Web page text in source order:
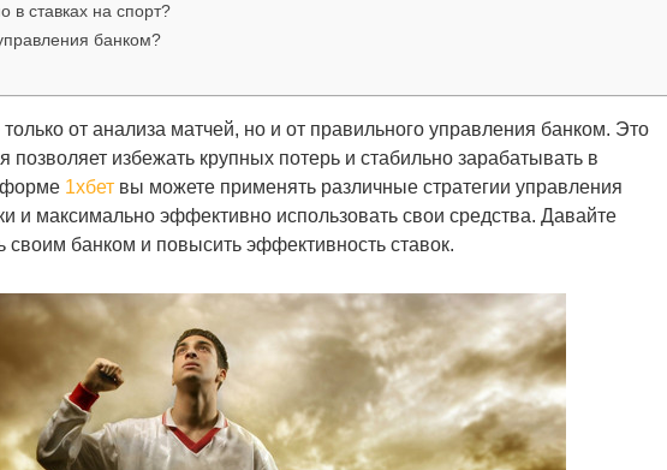
в ставках на спорт?
банком?
от анализа матчей, но и от правильного управления банком. Это
позволяет избежать крупных потерь и стабильно зарабатывать в
1хбет вы можете применять различные стратегии управления
и максимально эффективно использовать свои средства. Давайте
своим банком и повысить эффективность ставок.